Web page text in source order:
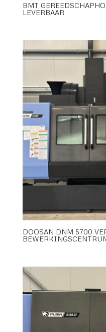
BMT
LEVERBAAR
DOOSAN DNM 5700